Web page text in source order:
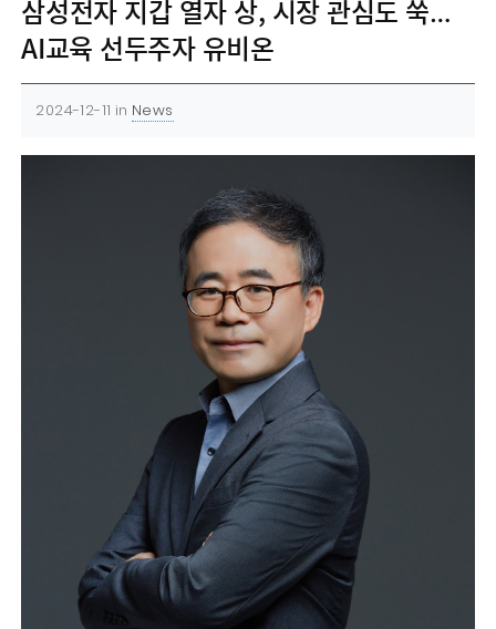
삼성전자 지갑 열자 상, 시장 관심도 쑥…
AI교육 선두주자 유비온
2024-12-11 in News